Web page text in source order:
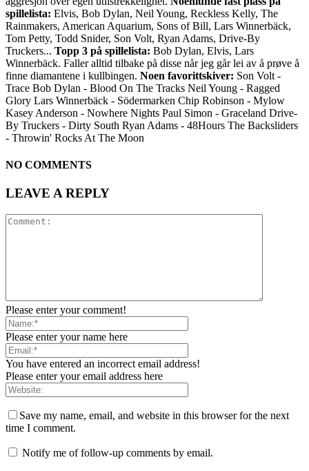
spillelista: Elvis, Bob Dylan, Neil Young, Reckless Kelly, The
Rainmakers, American Aquarium, Sons of Bill, Lars Winnerbäck,
Tom Petty, Todd Snider, Son Volt, Ryan Adams, Drive-By
Truckers... Topp 3 på spillelista: Bob Dylan, Elvis, Lars
Winnerbäck. Faller alltid tilbake på disse når jeg går lei av å prøve å
finne diamantene i kullbingen. Noen favorittskiver: Son Volt -
Trace Bob Dylan - Blood On The Tracks Neil Young - Ragged
Glory Lars Winnerbäck - Södermarken Chip Robinson - Mylow
Kasey Anderson - Nowhere Nights Paul Simon - Graceland Drive-
By Truckers - Dirty South Ryan Adams - 48Hours The Backsliders
- Throwin' Rocks At The Moon
NO COMMENTS
LEAVE A REPLY
Please enter your comment!
Please enter your name here
You have entered an incorrect email address!
Please enter your email address here
Save my name, email, and website in this browser for the next
time I comment.
Notify me of follow-up comments by email.